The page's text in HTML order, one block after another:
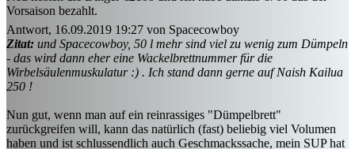
Vorsaison bezahlt.
Antwort, 16.09.2019 19:27 von Spacecowboy
Zitat: und Spacecowboy, 50 l mehr sind viel zu wenig zum Dümpeln
- das wird dann eher eine Wackelbrettnummer für die
Wirbelsäulenmuskulatur :) . Ich stand dann gerne auf Naish Kailua
250 !
Nun gut, wenn man auf ein reinrassiges "Dümpelbrett"
zurückgreifen will, kann das natürlich (fast) beliebig viel Volumen
haben und ist schlussendlich auch Geschmackssache, mein SUP hat